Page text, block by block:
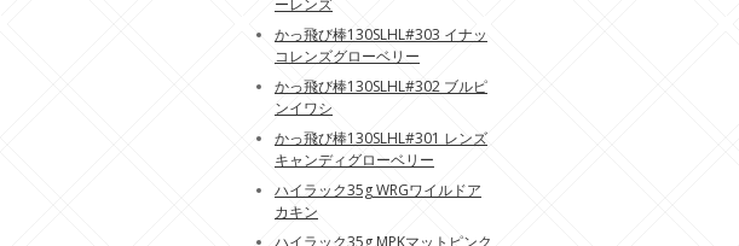
ーレンズ
かっ飛び棒130SLHL#303 イナッ
コレンズグローベリー
かっ飛び棒130SLHL#302 ブルピ
ンイワシ
かっ飛び棒130SLHL#301 レンズ
キャンディグローベリー
ハイラック35g WRGワイルドア
カキン
ハイラック35g MPKマットピンク